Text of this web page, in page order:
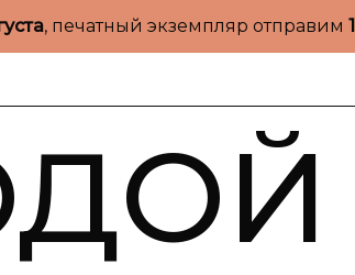
, печатный экземпляр отправим